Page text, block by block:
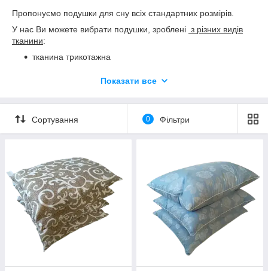
Пропонуємо подушки для сну всіх стандартних розмірів.
У нас Ви можете вибрати подушки, зроблені з різних видів
тканини:
тканина трикотажна
memory - інноваційний матеріал з ефектом пам'яті.
силіконізоване поліефирне волокно
поліефірне волокно.
Показати все
Сортування 0 Фільтри